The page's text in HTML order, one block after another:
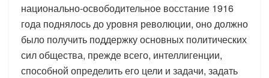
национально-освободительное восстание 1916
года поднялось до уровня революции, оно должно
было получить поддержку основных политических
сил общества, прежде всего, интеллигенции,
способной определить его цели и задачи, задать